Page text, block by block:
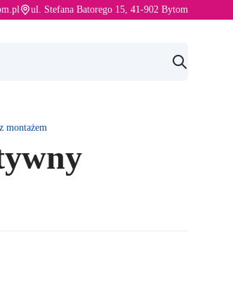
ul. Stefana Batorego 15, 41-902 Bytom
montażem